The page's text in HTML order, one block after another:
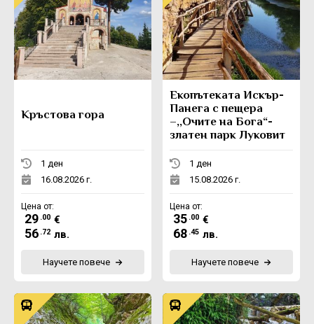
Кръстова гора
1 ден
16.08.2026 г.
Цена от:
29 .00 €
56 .72 лв.
Научете повече
Eкопътеката Искър-
Панега с пещера
–,,Очите на Бога“-
златен парк Луковит
1 ден
15.08.2026 г.
Цена от:
35 .00 €
68 .45 лв.
Научете повече